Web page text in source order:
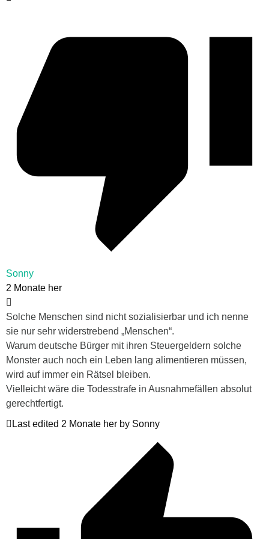
Sonny
2 Monate her
Solche Menschen sind nicht sozialisierbar und ich nenne
sie nur sehr widerstrebend „Menschen“.
Warum deutsche Bürger mit ihren Steuergeldern solche
Monster auch noch ein Leben lang alimentieren müssen,
wird auf immer ein Rätsel bleiben.
Vielleicht wäre die Todesstrafe in Ausnahmefällen absolut
gerechtfertigt.
Last edited 2 Monate her by Sonny